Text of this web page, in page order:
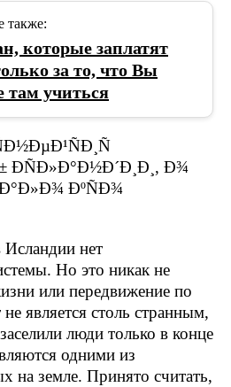
также:
которые заплатят
за то, что Вы
там учиться
нет
Но это никак не
или передвижение по
является столь странным,
люди только в конце
одними из
на земле. Принято считать,